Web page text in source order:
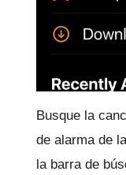
Busque la
de alarma de
la barra de